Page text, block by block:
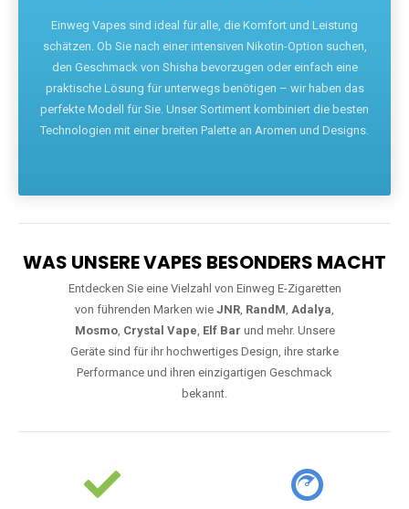
Einweg Vapes sind ideal für alle, die Komfort und Leistung
schätzen. Ob Sie nach einer intensiven Nikotin-Option suchen,
den Geschmack von Shisha bevorzugen oder einfach eine
praktische Lösung für unterwegs benötigen – wir haben das
perfekte Modell für Sie. Unser Sortiment kombiniert die besten
Technologien mit einer breiten Palette an Aromen und Designs.
WAS UNSERE VAPES BESONDERS MACHT
Entdecken Sie eine Vielzahl von Einweg E-Zigaretten
von führenden Marken wie JNR, RandM, Adalya,
Mosmo, Crystal Vape, Elf Bar und mehr. Unsere
Geräte sind für ihr hochwertiges Design, ihre starke
Performance und ihren einzigartigen Geschmack
bekannt.